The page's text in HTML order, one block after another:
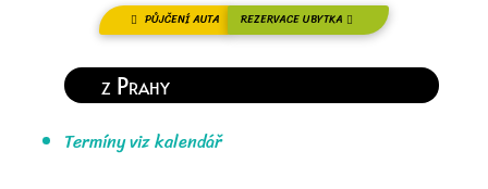
PŮJČENÍ AUTA REZERVACE UBYTKA
z Prahy
Termíny viz kalendář